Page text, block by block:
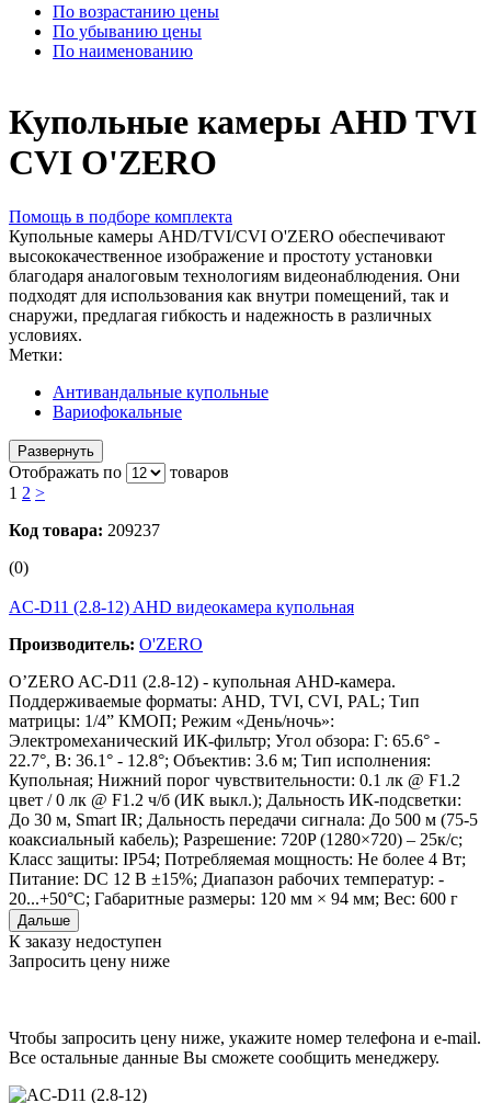
По возрастанию цены
По убыванию цены
По наименованию
Купольные камеры AHD TVI
CVI O'ZERO
Помощь в подборе комплекта
Купольные камеры AHD/TVI/CVI O'ZERO обеспечивают
высококачественное изображение и простоту установки
благодаря аналоговым технологиям видеонаблюдения. Они
подходят для использования как внутри помещений, так и
снаружи, предлагая гибкость и надежность в различных
условиях.
Метки:
Антивандальные купольные
Вариофокальные
Развернуть
Отображать по
товаров
1 2 >
Код товара: 209237
(0)
AC-D11 (2.8-12) AHD видеокамера купольная
Производитель: O'ZERO
O’ZERO AC-D11 (2.8-12) - купольная AHD-камера.
Поддерживаемые форматы: AHD, TVI, CVI, PAL; Тип
матрицы: 1/4” КМОП; Режим «День/ночь»:
Электромеханический ИК-фильтр; Угол обзора: Г: 65.6° -
22.7°, В: 36.1° - 12.8°; Объектив: 3.6 м; Тип исполнения:
Купольная; Нижний порог чувствительности: 0.1 лк @ F1.2
цвет / 0 лк @ F1.2 ч/б (ИК выкл.); Дальность ИК-подсветки:
До 30 м, Smart IR; Дальность передачи сигнала: До 500 м (75-5
коаксиальный кабель); Разрешение: 720P (1280×720) – 25к/с;
Класс защиты: IP54; Потребляемая мощность: Не более 4 Вт;
Питание: DC 12 В ±15%; Диапазон рабочих температур: -
20...+50°С; Габаритные размеры: 120 мм × 94 мм; Вес: 600 г
Дальше
К заказу недоступен
Запросить цену ниже
Чтобы запросить цену ниже, укажите номер телефона и e-mail.
Все остальные данные Вы сможете сообщить менеджеру.